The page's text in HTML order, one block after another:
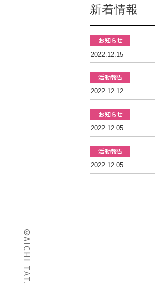
新着情報
お知らせ
2022.12.15
活動報告
2022.12.12
お知らせ
2022.12.05
活動報告
2022.12.05